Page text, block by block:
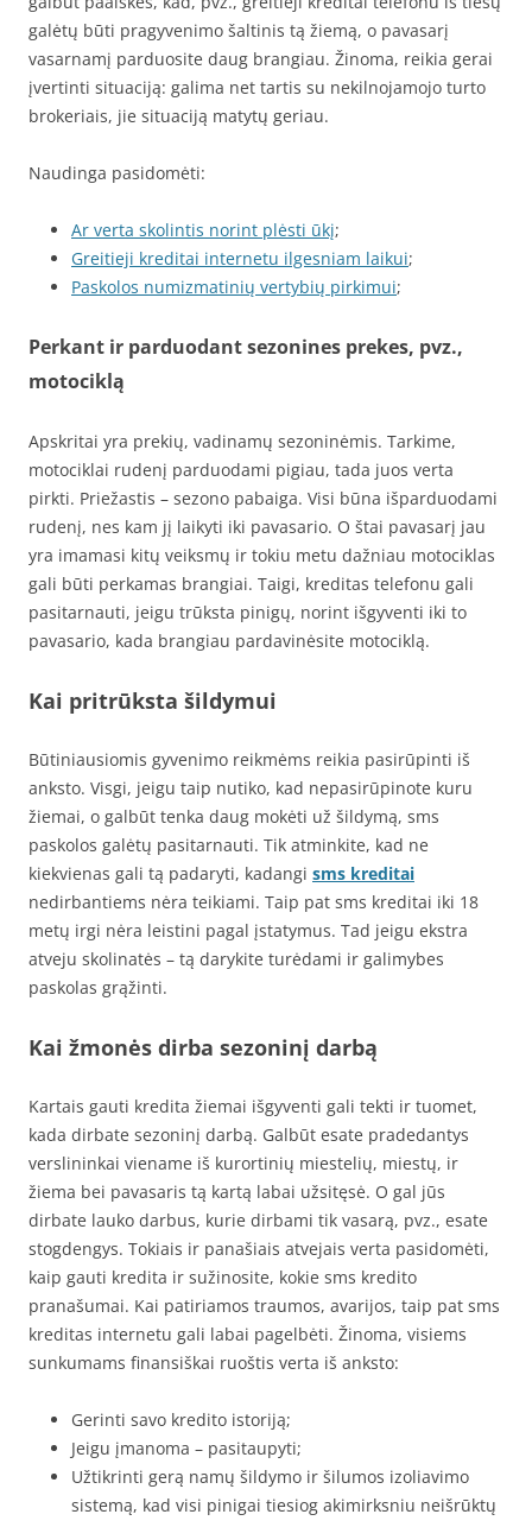
galėtų būti pragyvenimo šaltinis tą žiemą, o pavasarį
vasarnamį parduosite daug brangiau. Žinoma, reikia gerai
įvertinti situaciją: galima net tartis su nekilnojamojo turto
brokeriais, jie situaciją matytų geriau.
Naudinga pasidomėti:
Ar verta skolintis norint plėsti ūkį;
Greitieji kreditai internetu ilgesniam laikui;
Paskolos numizmatinių vertybių pirkimui;
Perkant ir parduodant sezonines prekes, pvz.,
motociklą
Apskritai yra prekių, vadinamų sezoninėmis. Tarkime,
motociklai rudenį parduodami pigiau, tada juos verta
pirkti. Priežastis – sezono pabaiga. Visi būna išparduodami
rudenį, nes kam jį laikyti iki pavasario. O štai pavasarį jau
yra imamasi kitų veiksmų ir tokiu metu dažniau motociklas
gali būti perkamas brangiai. Taigi, kreditas telefonu gali
pasitarnauti, jeigu trūksta pinigų, norint išgyventi iki to
pavasario, kada brangiau pardavinėsite motociklą.
Kai pritrūksta šildymui
Būtiniausiomis gyvenimo reikmėms reikia pasirūpinti iš
anksto. Visgi, jeigu taip nutiko, kad nepasirūpinote kuru
žiemai, o galbūt tenka daug mokėti už šildymą, sms
paskolos galėtų pasitarnauti. Tik atminkite, kad ne
kiekvienas gali tą padaryti, kadangi sms kreditai
nedirbantiems nėra teikiami. Taip pat sms kreditai iki 18
metų irgi nėra leistini pagal įstatymus. Tad jeigu ekstra
atveju skolinatės – tą darykite turėdami ir galimybes
paskolas grąžinti.
Kai žmonės dirba sezoninį darbą
Kartais gauti kredita žiemai išgyventi gali tekti ir tuomet,
kada dirbate sezoninį darbą. Galbūt esate pradedantys
verslininkai viename iš kurortinių miestelių, miestų, ir
žiema bei pavasaris tą kartą labai užsitęsė. O gal jūs
dirbate lauko darbus, kurie dirbami tik vasarą, pvz., esate
stogdengys. Tokiais ir panašiais atvejais verta pasidomėti,
kaip gauti kredita ir sužinosite, kokie sms kredito
pranašumai. Kai patiriamos traumos, avarijos, taip pat sms
kreditas internetu gali labai pagelbėti. Žinoma, visiems
sunkumams finansiškai ruoštis verta iš anksto:
Gerinti savo kredito istoriją;
Jeigu įmanoma – pasitaupyti;
Užtikrinti gerą namų šildymo ir šilumos izoliavimo
sistemą, kad visi pinigai tiesiog akimirksniu neišrūktų